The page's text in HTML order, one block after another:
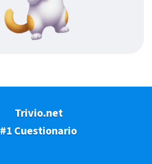
Trivio.net
#1 Cuestionario